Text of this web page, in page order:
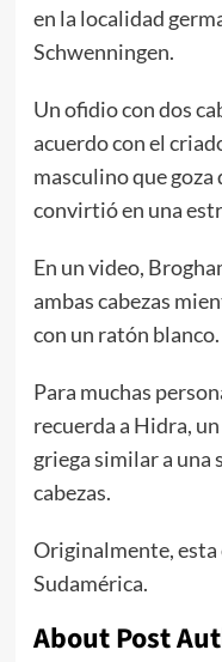
en la localidad
Schwenningen.
Un ofidio con dos
acuerdo con el
masculino que goza
convirtió en una
En un video,
ambas cabezas
con un ratón blanco.
Para muchas
recuerda a Hidra,
griega similar a una
cabezas.
Originalmente, esta
Sudamérica.
About Post